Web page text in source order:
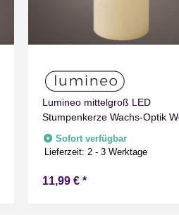
Lumineo mittelgroß LED
Stumpenkerze Wachs-Optik
mit Timer Flammen Effect für
Drinnen Warmweiß 15 cm hoch
Sofort verfügbar
Lieferzeit:2 - 3 Werktage
11,99 € *